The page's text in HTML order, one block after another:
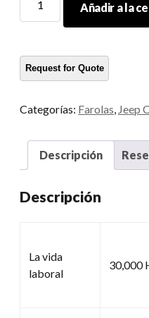
camiones
Añadir a la
Categorías: Farolas Jeep
Descripción
Descripción
La vida
laboral
30,000